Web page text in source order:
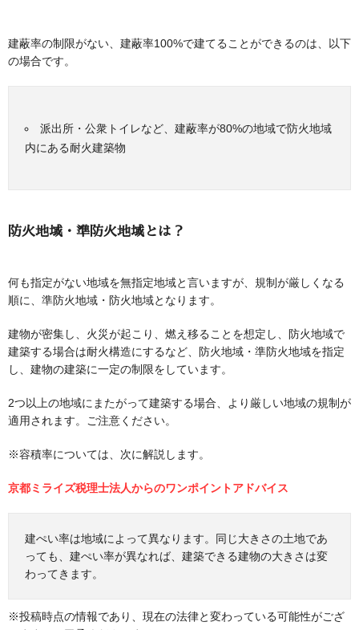
建蔽率の制限がない、建蔽率100%で建てることができるのは、以下
の場合です。
派出所・公衆トイレなど、建蔽率が80%の地域で防火地域
内にある耐火建築物
防火地域・準防火地域とは？
何も指定がない地域を無指定地域と言いますが、規制が厳しくなる
順に、準防火地域・防火地域となります。
建物が密集し、火災が起こり、燃え移ることを想定し、防火地域で
建築する場合は耐火構造にするなど、防火地域・準防火地域を指定
し、建物の建築に一定の制限をしています。
2つ以上の地域にまたがって建築する場合、より厳しい地域の規制が
適用されます。ご注意ください。
※容積率については、次に解説します。
京都ミライズ税理士法人からのワンポイントアドバイス
建ぺい率は地域によって異なります。同じ大きさの土地であ
っても、建ぺい率が異なれば、建築できる建物の大きさは変
わってきます。
※投稿時点の情報であり、現在の法律と変わっている可能性がござ